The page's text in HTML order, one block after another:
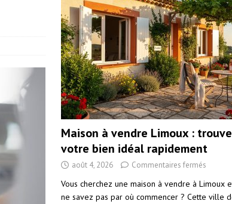
Maison à vendre Limoux :
votre bien idéal rapidement
août 4, 2026 Commentaires fermés
Vous cherchez une maison à vendre à Limoux
ne savez pas par où commencer ? Cette ville